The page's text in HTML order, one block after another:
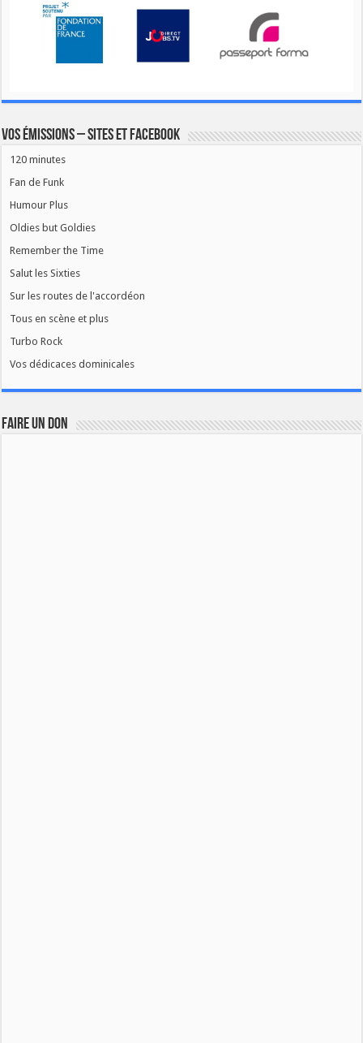
Vos émissions – Sites et Facebook
120 minutes
Fan de Funk
Humour Plus
Oldies but Goldies
Remember the Time
Salut les Sixties
Sur les routes de l'accordéon
Tous en scène et plus
Turbo Rock
Vos dédicaces dominicales
FAIRE UN DON